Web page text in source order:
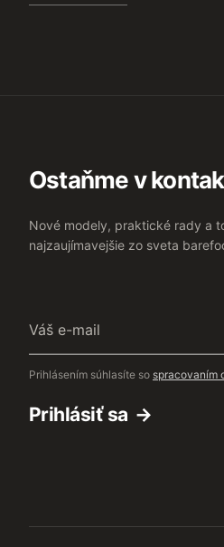
Ostaňme v
Nové modely, praktické rady a
najzaujímavejšie zo sveta
e-
Prihlásením súhlasíte so spracovaním
Prihlásiť sa